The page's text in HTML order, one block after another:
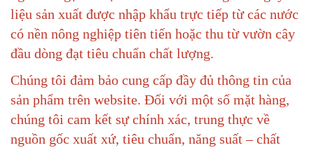
liệu sản xuất được nhập khẩu trực tiếp từ các nước
có nền nông nghiệp tiên tiến hoặc thu từ vườn cây
đầu dòng đạt tiêu chuẩn chất lượng.
Chúng tôi đảm bảo cung cấp đầy đủ thông tin của
sản phẩm trên website. Đối với một số mặt hàng,
chúng tôi cam kết sự chính xác, trung thực về
nguồn gốc xuất xứ, tiêu chuẩn, năng suất – chất